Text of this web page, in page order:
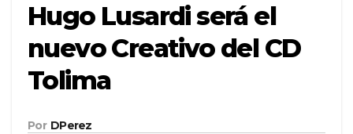
Hugo Lusardi será el
nuevo Creativo del CD
Tolima
Por DPerez